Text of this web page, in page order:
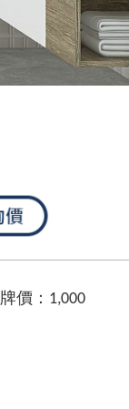
牌價：1,000